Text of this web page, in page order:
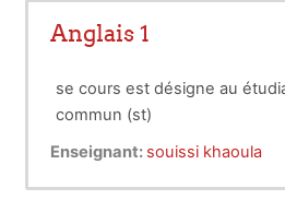
Anglais 1
se cours est désigne au
commun (st)
Enseignant: souissi khaoula